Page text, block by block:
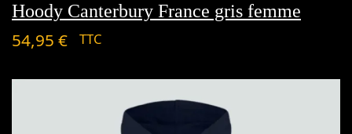
Hoody Canterbury France gris femme
54,95 € TTC